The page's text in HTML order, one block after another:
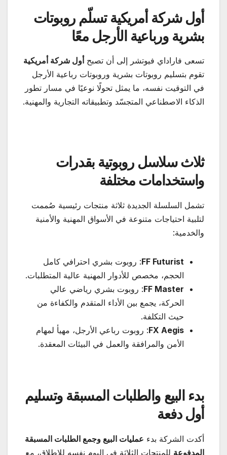
أول شركة أمريكية تسلّم روبوتات
بشرية ورباعية الأرجل معًا
تسعى فاراداي فيوتشر إلى أن تصبح أول شركة أمريكية
تقوم بتسليم روبوتات بشرية وروبوتات رباعية الأرجل
في التوقيت نفسه، ما يمثل تحولًا نوعيًا في مسار تطور
الذكاء الاصطناعي المتجسّد وتطبيقاته التجارية والمهنية.
ثلاث سلاسل روبوتية بقدرات
واستخدامات مختلفة
تشمل السلسلة الجديدة ثلاثة منتجات رئيسية صُممت
لتلبية احتياجات متنوعة في الأسواق المهنية والأمنية
والخدمية:
FF Futurist: روبوت بشري احترافي كامل
الحجم، مخصص للأدوار المهنية عالية المتطلبات.
FF Master: روبوت بشري رياضي عالي
الحركة، يجمع بين الأداء المتقدم والكفاءة من
حيث التكلفة.
FX Aegis: روبوت رباعي الأرجل، مهيأ لمهام
الأمن والمرافقة والعمل في البيئات المعقدة.
بدء البيع والطلبات المسبقة وتسليم
أول دفعة
أكدت الشركة بدء عمليات البيع وجمع الطلبات المسبقة
المدفوعة للمنتجات الثلاثة في اليوم نفسه للإطلاق، مع